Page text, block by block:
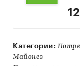
Категории:
Майонез